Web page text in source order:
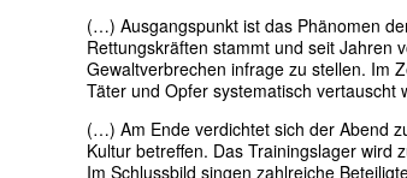
(…) Ausgangspunkt ist das Phänomen
Rettungskräften stammt und seit Jahren
Gewaltverbrechen infrage zu stellen. Im
Täter und Opfer systematisch vertauscht
(…) Am Ende verdichtet sich der Abend
Kultur betreffen. Das Trainingslager wird
Im Schlussbild singen zahlreiche